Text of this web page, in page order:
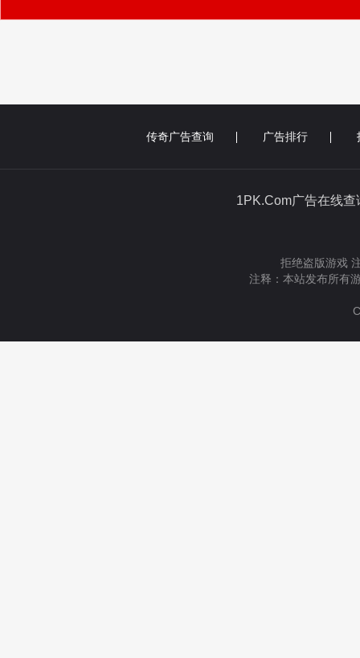
传奇广告查询 广告排行
1PK.Com广告在
拒绝盗版游戏
注释：本站发布所有